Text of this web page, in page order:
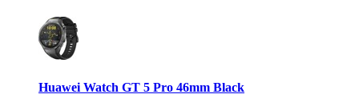
Huawei Watch GT 5 Pro 46mm Black